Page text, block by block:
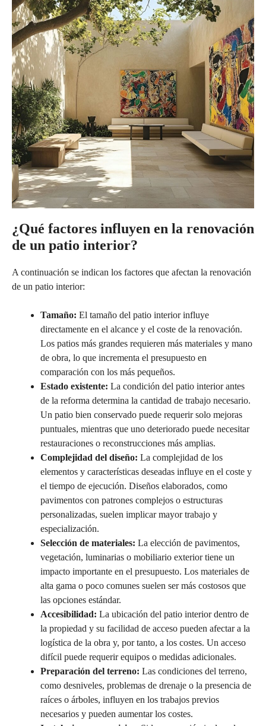
¿Qué factores influyen en la renovación
de un patio interior?
A continuación se indican los factores que afectan la renovación
de un patio interior:
Tamaño: El tamaño del patio interior influye
directamente en el alcance y el coste de la renovación.
Los patios más grandes requieren más materiales y mano
de obra, lo que incrementa el presupuesto en
comparación con los más pequeños.
Estado existente: La condición del patio interior antes
de la reforma determina la cantidad de trabajo necesario.
Un patio bien conservado puede requerir solo mejoras
puntuales, mientras que uno deteriorado puede necesitar
restauraciones o reconstrucciones más amplias.
Complejidad del diseño: La complejidad de los
elementos y características deseadas influye en el coste y
el tiempo de ejecución. Diseños elaborados, como
pavimentos con patrones complejos o estructuras
personalizadas, suelen implicar mayor trabajo y
especialización.
Selección de materiales: La elección de pavimentos,
vegetación, luminarias o mobiliario exterior tiene un
impacto importante en el presupuesto. Los materiales de
alta gama o poco comunes suelen ser más costosos que
las opciones estándar.
Accesibilidad: La ubicación del patio interior dentro de
la propiedad y su facilidad de acceso pueden afectar a la
logística de la obra y, por tanto, a los costes. Un acceso
difícil puede requerir equipos o medidas adicionales.
Preparación del terreno: Las condiciones del terreno,
como desniveles, problemas de drenaje o la presencia de
raíces o árboles, influyen en los trabajos previos
necesarios y pueden aumentar los costes.